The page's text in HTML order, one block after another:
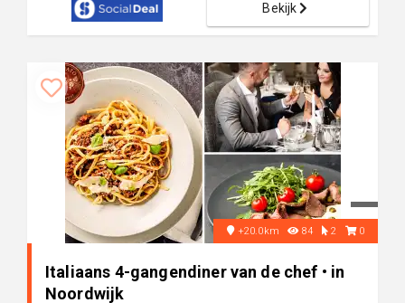
Bekijk
+20.0km 84 2 0
Italiaans 4-gangendiner van de chef • in
Noordwijk